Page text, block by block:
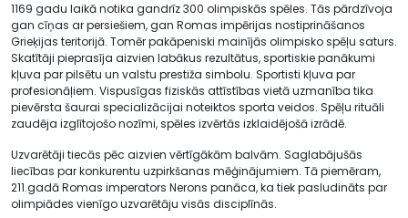
1169 gadu laikā notika gandrīz 300 olimpiskās spēles. Tās pārdzīvoja
gan cīņas ar persiešiem, gan Romas impērijas nostiprināšanos
Grieķijas teritorijā. Tomēr pakāpeniski mainījās olimpisko spēļu saturs.
Skatītāji pieprasīja aizvien labākus rezultātus, sportiskie panākumi
kļuva par pilsētu un valstu prestiža simbolu. Sportisti kļuva par
profesionāļiem. Vispusīgas fiziskās attīstības vietā uzmanība tika
pievērsta šaurai specializācijai noteiktos sporta veidos. Spēļu rituāli
zaudēja izglītojošo nozīmi, spēles izvērtās izklaidējošā izrādē.
Uzvarētāji tiecās pēc aizvien vērtīgākām balvām. Saglabājušās
liecības par konkurentu uzpirkšanas mēģinājumiem. Tā piemēram,
211.gadā Romas imperators Nerons panāca, ka tiek pasludināts par
olimpiādes vienīgo uzvarētāju visās disciplīnās.